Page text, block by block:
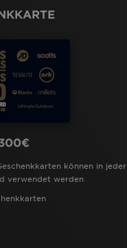
können in jeder
verwendet werden